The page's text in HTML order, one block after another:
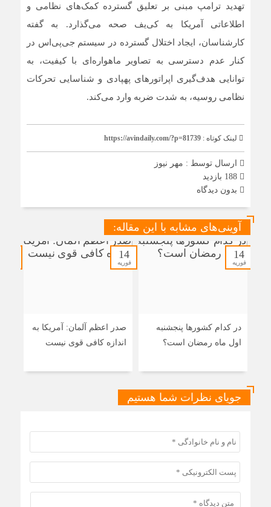
تهدید ترامپ مبنی بر تعلیق گسترده کمک‌های نظامی و
اطلاعاتی آمریکا به کی‌یف صحه می‌گذارد. به گفته
کارشناسان، ایجاد اختلال گسترده در سیستم جی‌پی‌اس در
کنار عدم دسترسی به تصاویر ماهواره‌ای با کیفیت، به
توانایی هدف‌گیری اپراتورهای پهپادی و شناسایی تحرکات
نظامی روسیه، به شدت ضربه وارد می‌کند.
لینک کوتاه : https://avindaily.com/?p=81739
ارسال توسط : مهر نیوز
بدون دیدگاه
آوینی‌های مشابه با این مقاله:
14
فوریه
در کدام کشورها پنجشنبه
اول ماه رمضان است؟
14
فوریه
صدر اعظم آلمان: آمریکا به
اندازه کافی قوی نیست
جویای نظرات شما هستیم